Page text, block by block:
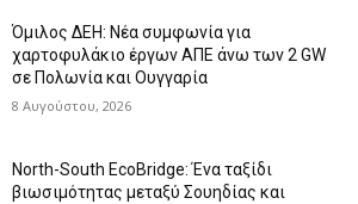
Όμιλος ΔΕΗ: Νέα συμφωνία για
χαρτοφυλάκιο έργων ΑΠΕ άνω των 2 GW
σε Πολωνία και Ουγγαρία
8 Αυγούστου, 2026
North-South EcoBridge: Ένα ταξίδι
βιωσιμότητας μεταξύ Σουηδίας και